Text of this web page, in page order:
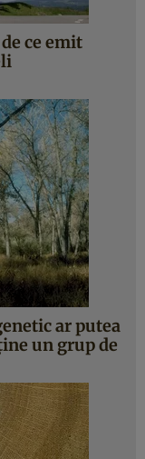
ce emit
ar putea
un grup de